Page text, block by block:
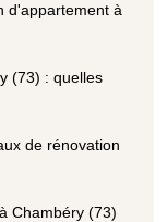
d'appartement à
(73) : quelles
de rénovation
Chambéry (73)